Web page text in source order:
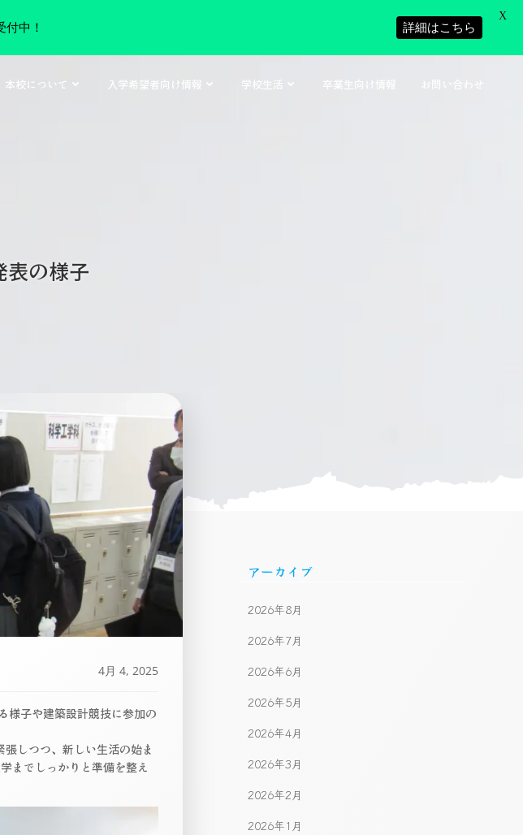
本校について 入学希望者向け情報 学校生活 卒業生向け情報
表の様子
4月 4, 2025
様子や建築設計競技に参加の
しつつ、新しい生活の始ま
までしっかりと準備を整え
アーカイブ
2026年8月
2026年7月
2026年6月
2026年5月
2026年4月
2026年3月
2026年2月
2026年1月
中！ 詳細はこちら
X